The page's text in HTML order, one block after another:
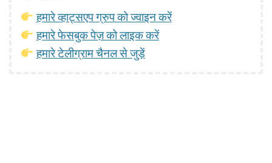
हमारे व्हाट्सएप ग्रुप को ज्वाइन करें
हमारे फेसबुक पेज़ को लाइक करें
हमारे टेलीग्राम चैनल से जुड़ें